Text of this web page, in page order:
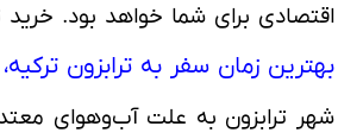
اقتصادی برای شما خواهد بود.
بهترین زمان سفر به ترابزون
شهر ترابزون به علت آب‌وهوای